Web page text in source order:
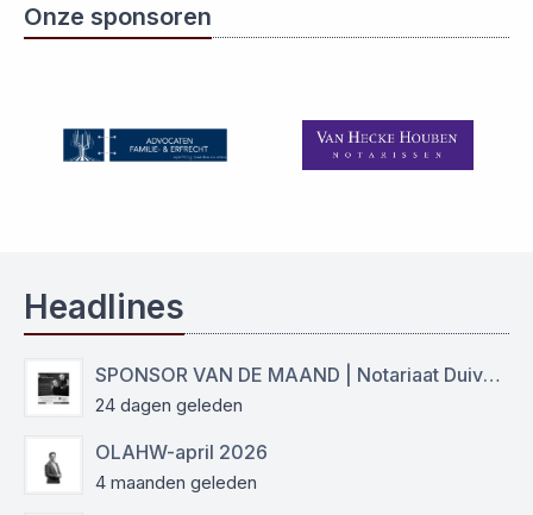
Onze sponsoren
Headlines
SPONSOR VAN DE MAAND | Notariaat Duiven Westervoort
24 dagen geleden
OLAHW-april 2026
4 maanden geleden